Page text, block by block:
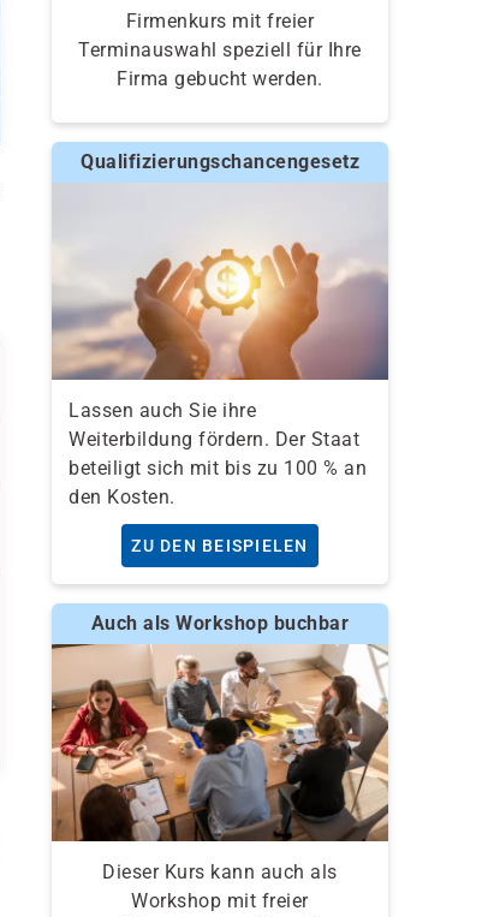
Firmenkurs mit freier
Terminauswahl speziell für Ihre
Firma gebucht werden.
Qualifizierungschancengesetz
Lassen auch Sie ihre
Weiterbildung fördern. Der Staat
beteiligt sich mit bis zu 100 % an
den Kosten.
ZU DEN BEISPIELEN
Auch als Workshop buchbar
Dieser Kurs kann auch als
Workshop mit freier